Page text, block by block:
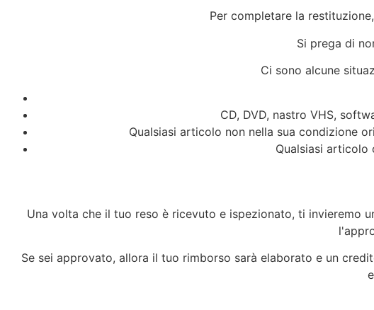
Per completare la
Si prega di
Ci sono alcune
CD, DVD, nastro VHS,
Qualsiasi articolo non nella sua condizione
Qualsiasi
Una volta che il tuo reso è ricevuto e ispezionato, ti invieremo
Se sei approvato, allora il tuo rimborso sarà elaborato e un